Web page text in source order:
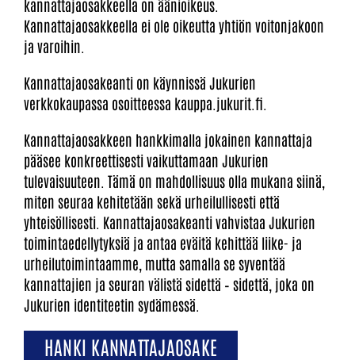
kannattajaosakkeella on äänioikeus.
Kannattajaosakkeella ei ole oikeutta yhtiön voitonjakoon
ja varoihin.
Kannattajaosakeanti on käynnissä Jukurien
verkkokaupassa osoitteessa kauppa.jukurit.fi.
Kannattajaosakkeen hankkimalla jokainen kannattaja
pääsee konkreettisesti vaikuttamaan Jukurien
tulevaisuuteen. Tämä on mahdollisuus olla mukana siinä,
miten seuraa kehitetään sekä urheilullisesti että
yhteisöllisesti. Kannattajaosakeanti vahvistaa Jukurien
toimintaedellytyksiä ja antaa eväitä kehittää liike- ja
urheilutoimintaamme, mutta samalla se syventää
kannattajien ja seuran välistä sidettä – sidettä, joka on
Jukurien identiteetin sydämessä.
HANKI KANNATTAJAOSAKE